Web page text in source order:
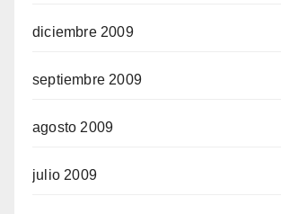
diciembre 2009
septiembre 2009
agosto 2009
julio 2009